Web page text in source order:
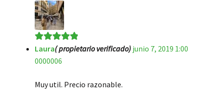
Valorado en5
de 5
Laura( propietario verificado) junio 7, 2019 1:00
0000006
Muy util. Precio razonable.